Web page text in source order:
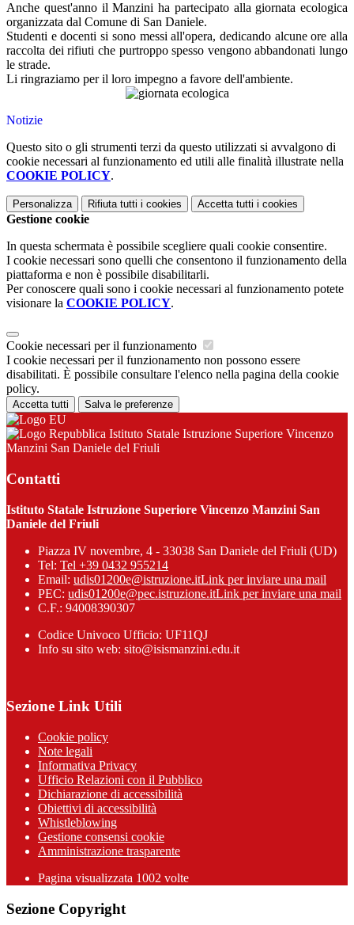
Anche quest'anno il Manzini ha partecipato alla giornata ecologica
organizzata dal Comune di San Daniele.
Studenti e docenti si sono messi all'opera, dedicando alcune ore alla
raccolta dei rifiuti che purtroppo spesso vengono abbandonati lungo
le strade.
Li ringraziamo per il loro impegno a favore dell'ambiente.
Notizie
Questo sito o gli strumenti terzi da questo utilizzati si avvalgono di
cookie necessari al funzionamento ed utili alle finalità illustrate nella
COOKIE POLICY.
Personalizza Rifiuta tutti i cookies Accetta tutti i cookies
Gestione cookie
In questa schermata è possibile scegliere quali cookie consentire.
I cookie necessari sono quelli che consentono il funzionamento della
piattaforma e non è possibile disabilitarli.
Per conoscere quali sono i cookie necessari al funzionamento potete
visionare la COOKIE POLICY.
Cookie necessari per il funzionamento
I cookie necessari per il funzionamento non possono essere
disabilitati. È possibile consultare l'elenco nella pagina della cookie
policy.
Accetta tutti Salva le preferenze
Istituto Statale Istruzione Superiore Vincenzo
Manzini San Daniele del Friuli
Contatti
Istituto Statale Istruzione Superiore Vincenzo Manzini San
Daniele del Friuli
Piazza IV novembre, 4 - 33038 San Daniele del Friuli (UD)
Tel: Tel +39 0432 955214
Email: udis01200e@istruzione.itLink per inviare una mail
PEC: udis01200e@pec.istruzione.itLink per inviare una mail
C.F.: 94008390307
Codice Univoco Ufficio: UF11QJ
Info su sito web: sito@isismanzini.edu.it
Sezione Link Utili
Cookie policy
Note legali
Informativa Privacy
Ufficio Relazioni con il Pubblico
Dichiarazione di accessibilità
Obiettivi di accessibilità
Whistleblowing
Gestione consensi cookie
Amministrazione trasparente
Pagina visualizzata 1002 volte
Sezione Copyright